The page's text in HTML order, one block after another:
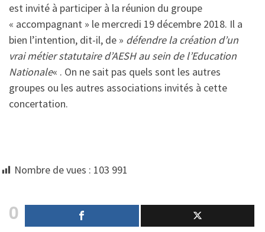
est invité à participer à la réunion du groupe
« accompagnant » le mercredi 19 décembre 2018. Il a
bien l’intention, dit-il, de » défendre la création d’un
vrai métier statutaire d’AESH au sein de l’Education
Nationale« . On ne sait pas quels sont les autres
groupes ou les autres associations invités à cette
concertation.
Nombre de vues : 103 991
0